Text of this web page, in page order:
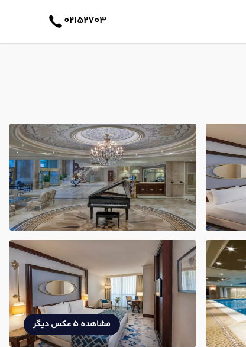
02152703
مشاهده 5 عکس دیگر